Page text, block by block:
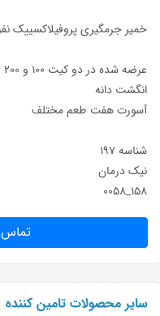
خمیر جرمگیری پروفیلاکسییک
انگشت دانه
آسورت هفت طعم مختلف
شناسه ۱۹۷
نیک درمان
۱۵۸_۰۰۵۸
تماس
سایر محصولات تامین کننده